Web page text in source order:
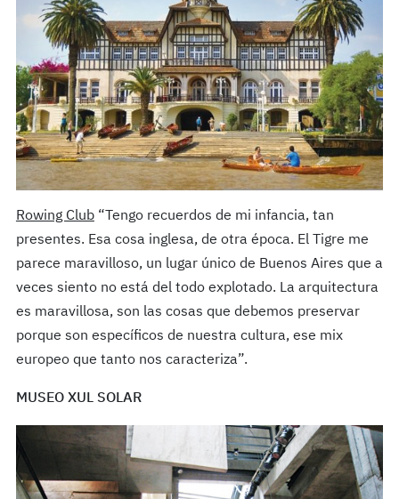
Rowing Club“Tengo recuerdos de mi infancia, tan
presentes. Esa cosa inglesa, de otra época. El Tigre me
parece maravilloso, un lugar único de Buenos Aires que a
veces siento no está del todo explotado. La arquitectura
es maravillosa, son las cosas que debemos preservar
porque son específicos de nuestra cultura, ese mix
europeo que tanto nos caracteriza”.
MUSEO XUL SOLAR